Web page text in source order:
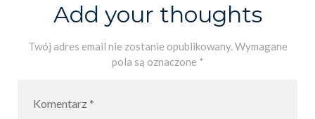
Add your thoughts
Twój adres email nie zostanie opublikowany.Wymagane
pola są oznaczone *